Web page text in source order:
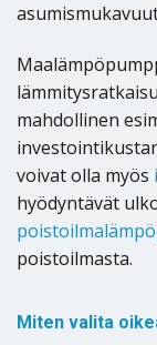
mahdollinen
voivat olla myös
hyödyntävät
poistoilmasta.
Miten valita